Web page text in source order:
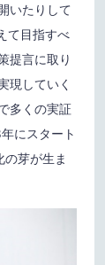
いたりして
て目指すべ
提言に取り
現していく
多くの実証
にスタート
芽が生ま